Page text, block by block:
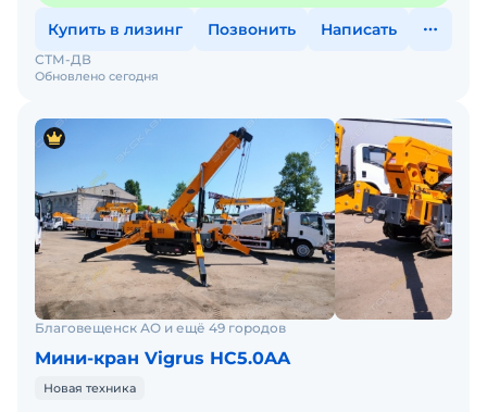
Купить в лизинг Позвонить Написать
Обновлено сегодня
СТМ-ДВ
Благовещенск АО и ещё 49 городов
Мини-кран Vigrus HC5.0AA
Новая техника